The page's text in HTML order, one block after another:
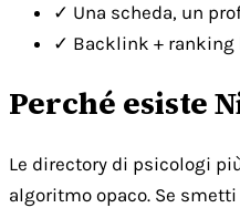
✓ Una scheda, un
✓ Backlink +
Perché esiste
Le directory di psicologi
algoritmo opaco. Se